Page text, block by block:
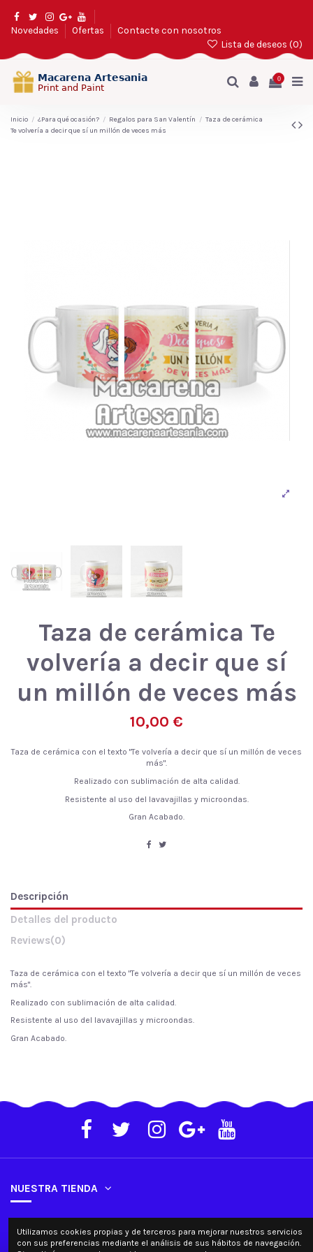
Novedades Ofertas
Contacte con nosotros
Lista de deseos (0)
0
Inicio ¿Para qué ocasión? Regalos para San Valentín
Taza de cerámica
Te volvería a decir que sí un millón de veces más
Taza de cerámica Te
volvería a decir que sí
un millón de veces más
10,00 €
Taza de cerámica con el texto "Te volvería a decir que sí un millón de veces
más".
Realizado con sublimación de alta calidad.
Resistente al uso del lavavajillas y microondas.
Gran Acabado.
Descripción
Detalles del producto
Reviews(0)
Taza de cerámica con el texto "Te volvería a decir que sí un millón de veces
más".
Realizado con sublimación de alta calidad.
Resistente al uso del lavavajillas y microondas.
Gran Acabado.
NUESTRA TIENDA
Utilizamos cookies propias y de terceros para mejorar nuestros servicios
con sus preferencias mediante el análisis de sus hábitos de navegación.